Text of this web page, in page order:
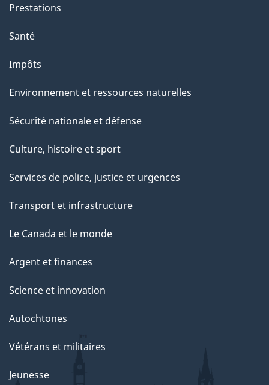
"
Prestations
Santé
Impôts
Environnement et ressources naturelles
Sécurité nationale et défense
Culture, histoire et sport
Services de police, justice et urgences
Transport et infrastructure
Le Canada et le monde
Argent et finances
Science et innovation
Autochtones
Vétérans et militaires
Jeunesse